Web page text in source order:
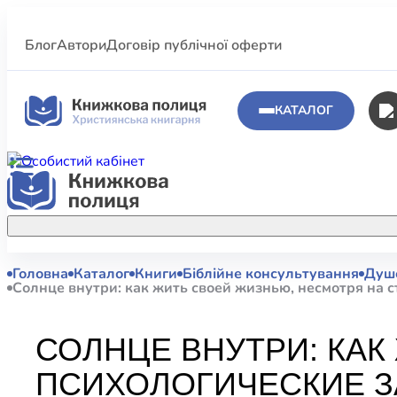
БлогАвториДоговір публічної оферти
КАТАЛОГ
Акційні пропозиції
знижкам.
Головна Каталог Книги Біблійне консультування
Солнце внутри: как жить своей жизнью, несмотря на
СОЛНЦЕ ВНУТРИ:
ПСИХОЛОГИЧЕСКИЕ